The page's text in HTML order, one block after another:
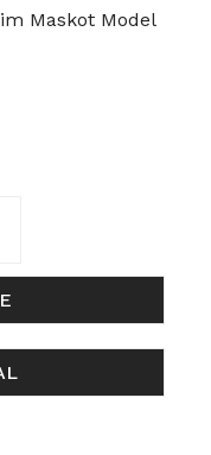
Maskot Model